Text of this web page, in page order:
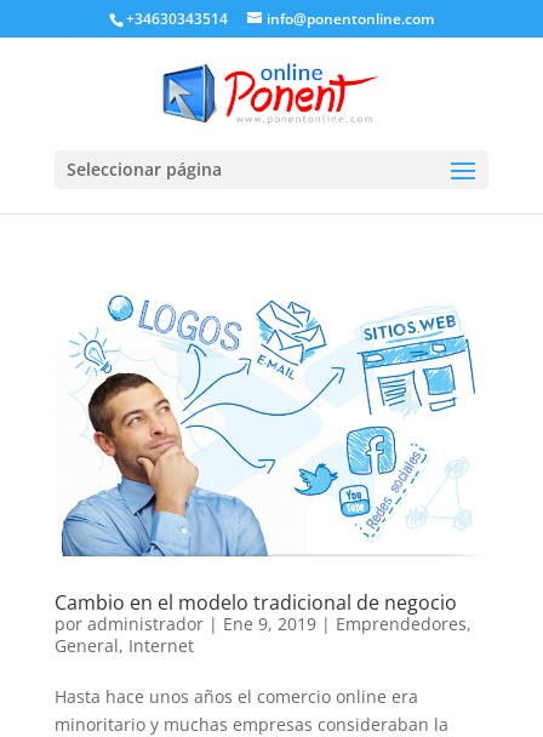
+34630343514 info@ponentonline.com
Seleccionar página
Cambio en el modelo tradicional de negocio
por administrador| Ene 9, 2019| Emprendedores,
General, Internet
Hasta hace unos años el comercio online era
minoritario y muchas empresas consideraban la